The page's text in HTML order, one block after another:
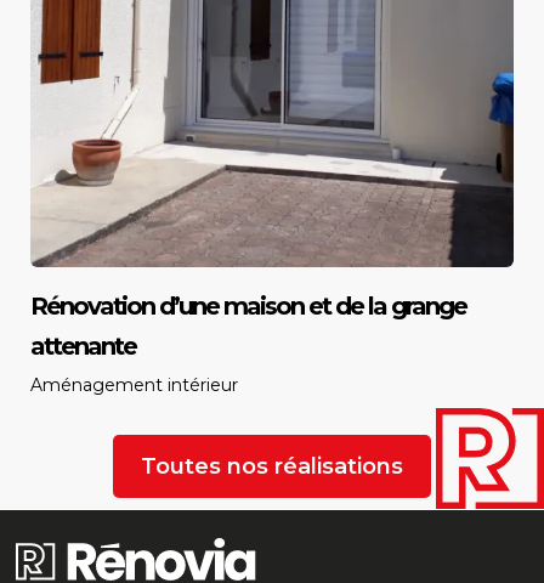
Rénovation d’une maison et de la grange
attenante
Aménagement intérieur
Toutes nos réalisations